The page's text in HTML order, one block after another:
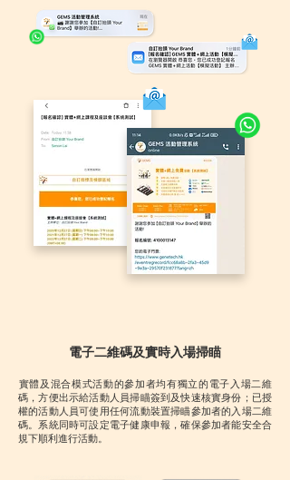
電子二維碼及實時入場掃瞄
​實體及混合模式活動的參加者均有獨立的電子入場二維
碼，方便出示給活動人員掃瞄簽到及快速核實身份；已授
權的活動人員可使用任何流動裝置掃瞄參加者的入場二維
碼。系統同時可設定電子健康申報，確保參加者能安全合
規下順利進行活動。